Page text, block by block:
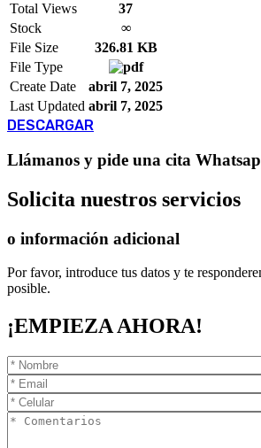
Total Views
37
Stock
∞
File Size
326.81 KB
File Type
Create Date
abril 7, 2025
Last Updated abril 7, 2025
DESCARGAR
Llámanos y pide una cita
Solicita nuestros servicios
o información adicional
Por favor, introduce tus datos y te
posible.
¡EMPIEZA AHORA!